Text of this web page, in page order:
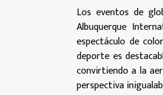
Los eventos de
Albuquerque
espectáculo de
deporte es
convirtiendo a la
perspectiva